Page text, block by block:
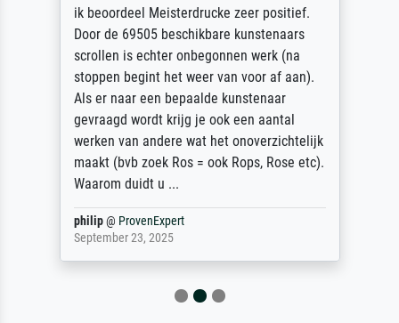
ik beoordeel Meisterdrucke zeer positief.
Door de 69505 beschikbare kunstenaars
scrollen is echter onbegonnen werk (na
stoppen begint het weer van voor af aan).
Als er naar een bepaalde kunstenaar
gevraagd wordt krijg je ook een aantal
werken van andere wat het onoverzichtelijk
maakt (bvb zoek Ros = ook Rops, Rose etc).
Waarom duidt u ...
philip@ ProvenExpert
September 23, 2025